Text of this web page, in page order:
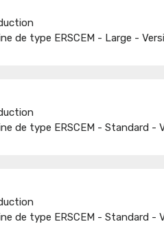
de type ERSCEM - Large -
de type ERSCEM - Standard -
de type ERSCEM - Standard -